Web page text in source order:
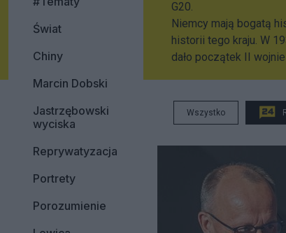
Świat
Chiny
Marcin Dobski
Jastrzębowski
wyciska
Reprywatyzacja
Portrety
Porozumienie
G20.
Niemcy mają bogatą
historii tego kraju. W
dało początek II
Wszystko